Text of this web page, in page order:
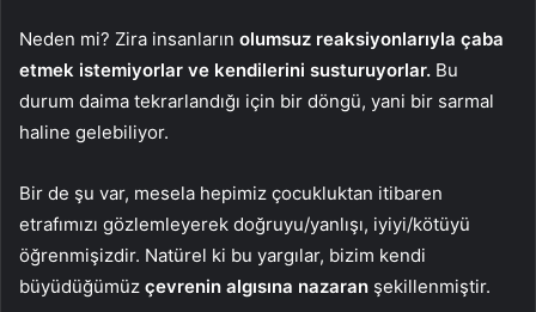
Neden mi? Zira insanların olumsuz reaksiyonlarıyla çaba
etmek istemiyorlar ve kendilerini susturuyorlar. Bu
durum daima tekrarlandığı için bir döngü, yani bir sarmal
haline gelebiliyor.
Bir de şu var, mesela hepimiz çocukluktan itibaren
etrafımızı gözlemleyerek doğruyu/yanlışı, iyiyi/kötüyü
öğrenmişizdir. Natürel ki bu yargılar, bizim kendi
büyüdüğümüz çevrenin algısına nazaran şekillenmiştir.